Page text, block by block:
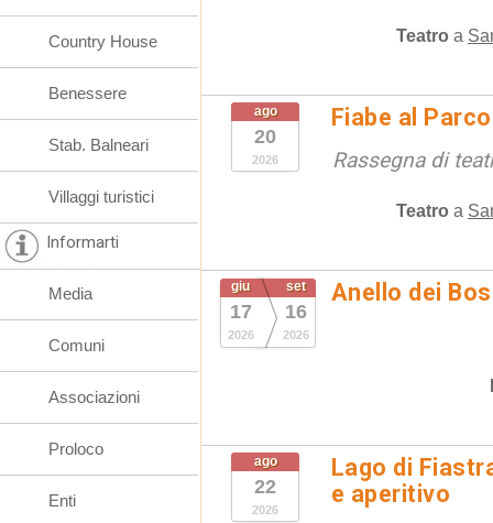
Teatro a
ago
20
2026
Fiabe al
Rassegna di
Teatro a
giu
17
2026
set
16
2026
Anello dei
ago
22
2026
Lago di
e aperitivo
Country House
Benessere
Stab. Balneari
Villaggi turistici
Informarti
Media
Comuni
Associazioni
Proloco
Enti